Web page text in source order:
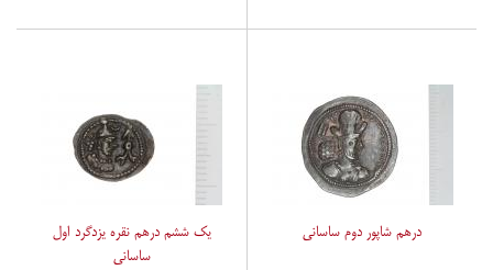
یک ششم درهم نقره یزدگرد اول
ساسانی
درهم شاپور دوم ساسانی